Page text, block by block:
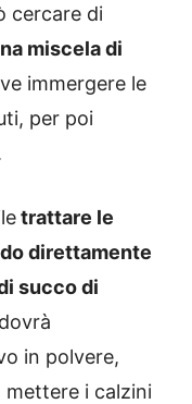
cercare di
miscela di
immergere le
per poi
trattare le
direttamente
succo di
in polvere,
mettere i calzini